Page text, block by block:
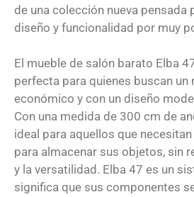
de una colección nueva pensada
diseño y funcionalidad por muy
El mueble de salón barato Elba
perfecta para quienes buscan un
económico y con un diseño
Con una medida de 300 cm de
ideal para aquellos que
para almacenar sus objetos, sin
y la versatilidad. Elba 47 es un
significa que sus componentes